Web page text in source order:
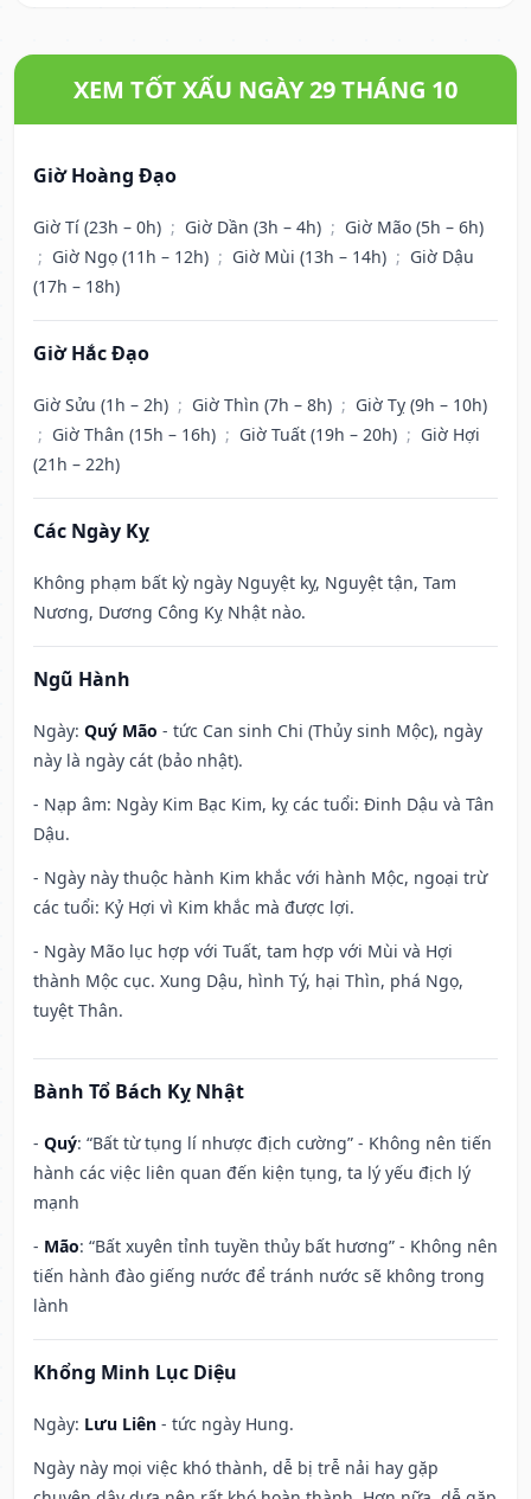
XEM TỐT XẤU NGÀY 29 THÁNG 10
Giờ Hoàng Đạo
Giờ Tí (23h – 0h) ; Giờ Dần (3h – 4h) ; Giờ Mão (5h – 6h)
; Giờ Ngọ (11h – 12h) ; Giờ Mùi (13h – 14h) ; Giờ Dậu
(17h – 18h)
Giờ Hắc Đạo
Giờ Sửu (1h – 2h) ; Giờ Thìn (7h – 8h) ; Giờ Tỵ (9h – 10h)
; Giờ Thân (15h – 16h) ; Giờ Tuất (19h – 20h) ; Giờ Hợi
(21h – 22h)
Các Ngày Kỵ
Không phạm bất kỳ ngày Nguyệt kỵ, Nguyệt tận, Tam
Nương, Dương Công Kỵ Nhật nào.
Ngũ Hành
Ngày: Quý Mão - tức Can sinh Chi (Thủy sinh Mộc), ngày
này là ngày cát (bảo nhật).
- Nạp âm: Ngày Kim Bạc Kim, kỵ các tuổi: Đinh Dậu và Tân
Dậu.
- Ngày này thuộc hành Kim khắc với hành Mộc, ngoại trừ
các tuổi: Kỷ Hợi vì Kim khắc mà được lợi.
- Ngày Mão lục hợp với Tuất, tam hợp với Mùi và Hợi
thành Mộc cục. Xung Dậu, hình Tý, hại Thìn, phá Ngọ,
tuyệt Thân.
Bành Tổ Bách Kỵ Nhật
- Quý: “Bất từ tụng lí nhược địch cường” - Không nên tiến
hành các việc liên quan đến kiện tụng, ta lý yếu địch lý
mạnh
- Mão: “Bất xuyên tỉnh tuyền thủy bất hương” - Không nên
tiến hành đào giếng nước để tránh nước sẽ không trong
lành
Khổng Minh Lục Diệu
Ngày: Lưu Liên - tức ngày Hung.
Ngày này mọi việc khó thành, dễ bị trễ nải hay gặp